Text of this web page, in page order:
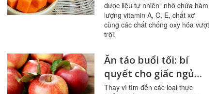
dược liệu tự nhiên" nhờ chứa hàm
lượng vitamin A, C, E, chất xơ
cùng các chất chống oxy hóa vượt
trội.
Ăn táo buổi tối: bí
quyết cho giấc ngủ
ngon, hệ tiêu hóa
Thay vì tìm đến các loại thực